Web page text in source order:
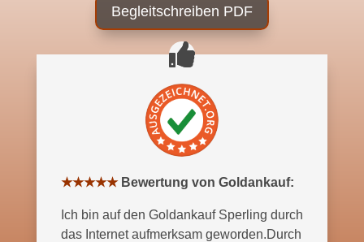
Begleitschreiben PDF
★★★★★Bewertung: 5 von 5 Sternen
Bewertung von Goldankauf:
Ich bin auf den Goldankauf Sperling durch
das Internet aufmerksam geworden.Durch